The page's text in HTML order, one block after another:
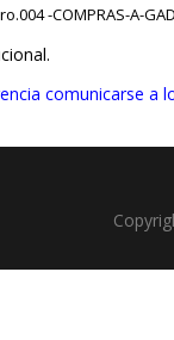
-COMPRAS-A-
comunicarse